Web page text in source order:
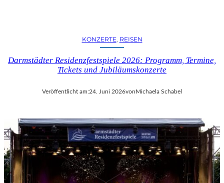
KONZERTE, REISEN
Darmstädter Residenzfestspiele 2026: Programm, Termine,
Tickets und Jubiläumskonzerte
Veröffentlicht am:24. Juni 2026vonMichaela Schabel